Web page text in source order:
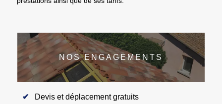
NOS ENGAGEMENTS
Devis et déplacement gratuits